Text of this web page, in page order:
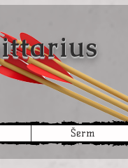
Šerm